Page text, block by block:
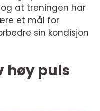
at treningen har
et mål for
sin kondisjon
høy puls